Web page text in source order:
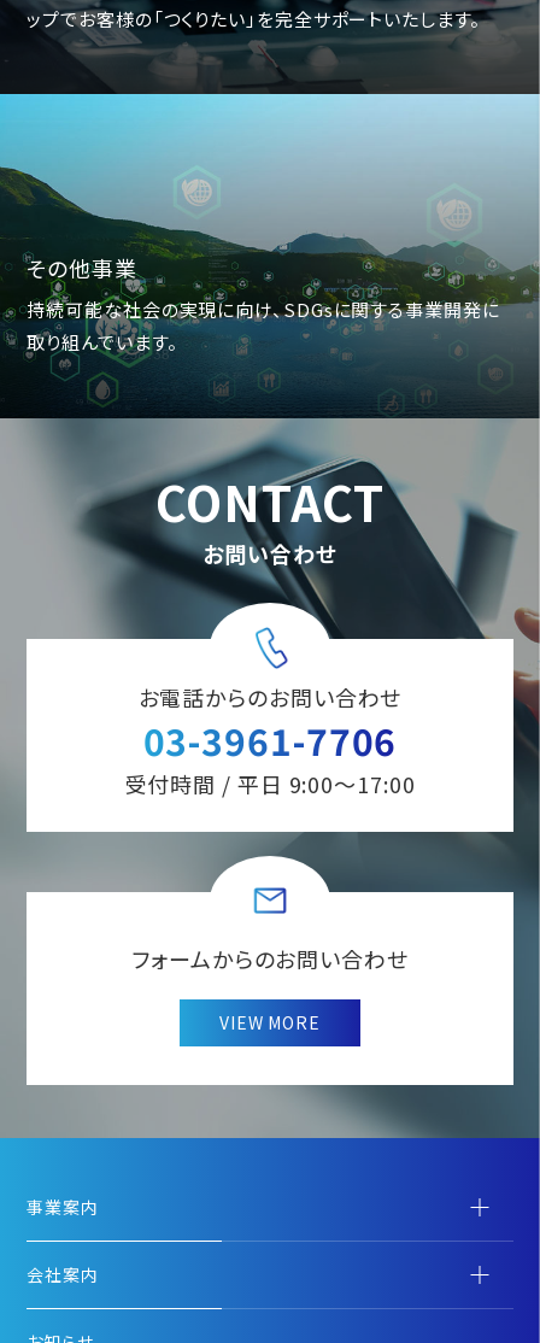
ップでお客様の「つくりたい」を完全サポートいたします。
その他事業
持続可能な社会の実現に向け、SDGsに関する事業開発に
取り組んでいます。
CONTACT
お問い合わせ
お電話からのお問い合わせ
03-3961-7706
受付時間 / 平日 9:00～17:00
フォームからのお問い合わせ
VIEW MORE
事業案内
会社案内